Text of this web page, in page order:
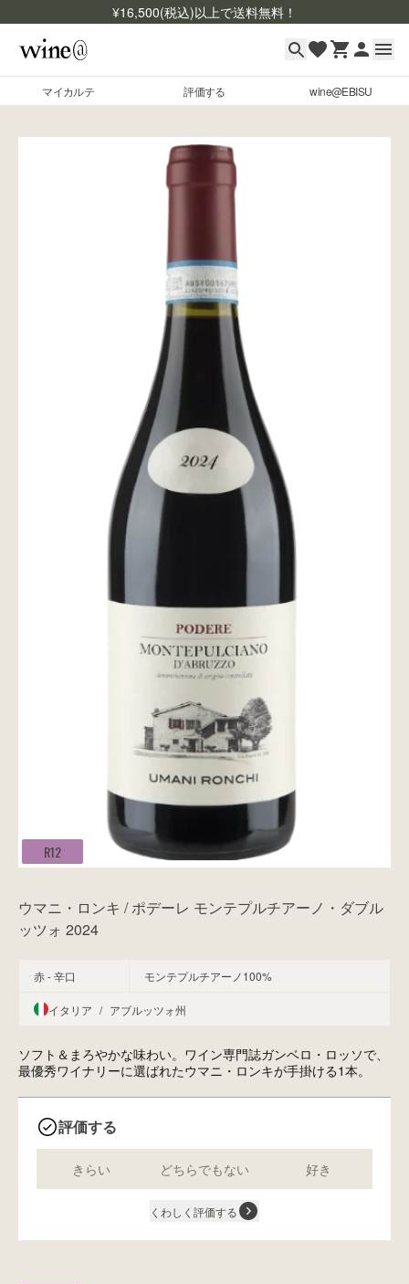
¥16,500(税込)以上で送料無料！
マイカルテ 評価する wine@EBISU
マイカルテ
wine@とは
R12
ウマニ・ロンキ / ポデーレ モンテプルチアーノ・ダブル
ッツォ 2024
赤 - 辛口 モンテプルチアーノ100%
イタリア / アブルッツォ州
ソフト＆まろやかな味わい。ワイン専門誌ガンベロ・ロッソで、
最優秀ワイナリーに選ばれたウマニ・ロンキが手掛ける1本。
評価する
きらい どちらでもない 好き
くわしく評価する